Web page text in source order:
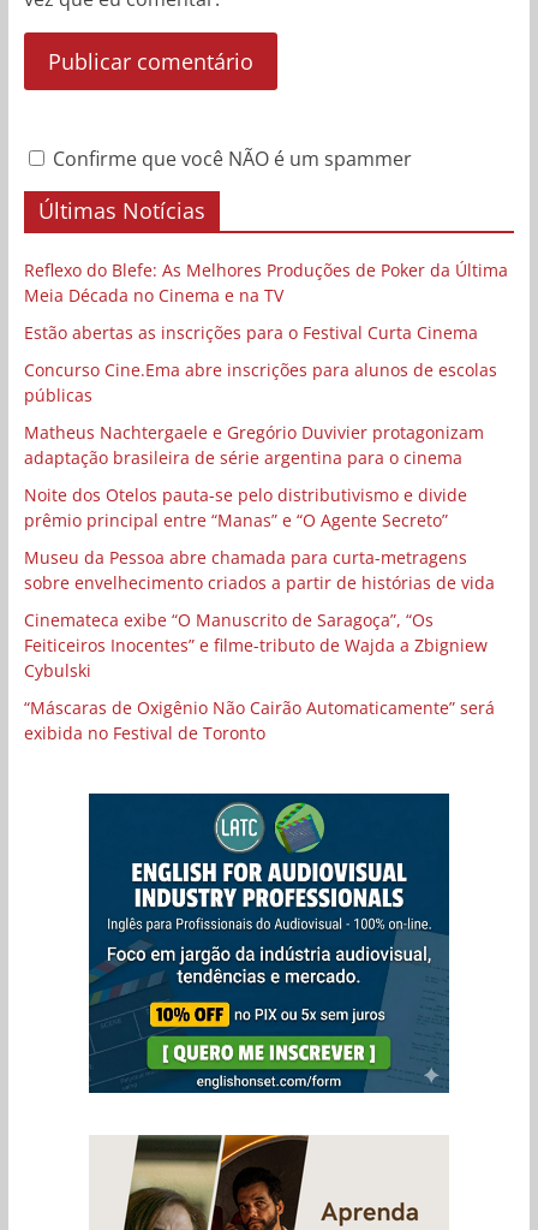
Confirme que você NÃO é um spammer
Últimas Notícias
Reflexo do Blefe: As Melhores Produções de Poker da Última
Meia Década no Cinema e na TV
Estão abertas as inscrições para o Festival Curta Cinema
Concurso Cine.Ema abre inscrições para alunos de escolas
públicas
Matheus Nachtergaele e Gregório Duvivier protagonizam
adaptação brasileira de série argentina para o cinema
Noite dos Otelos pauta-se pelo distributivismo e divide
prêmio principal entre “Manas” e “O Agente Secreto”
Museu da Pessoa abre chamada para curta-metragens
sobre envelhecimento criados a partir de histórias de vida
Cinemateca exibe “O Manuscrito de Saragoça”, “Os
Feiticeiros Inocentes” e filme-tributo de Wajda a Zbigniew
Cybulski
“Máscaras de Oxigênio Não Cairão Automaticamente” será
exibida no Festival de Toronto